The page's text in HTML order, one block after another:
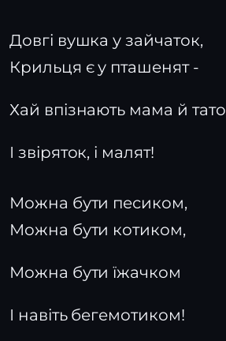
Довгі вушка у зайчаток,
Крильця є у пташенят -
Хай впізнають мама й тато
І звіряток, і малят!
Можна бути песиком,
Можна бути котиком,
Можна бути їжачком
І навіть бегемотиком!